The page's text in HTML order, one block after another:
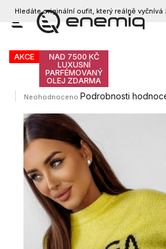
Přejít
Hledáte originální oufit, který reálně vyčnívá
CZK
Olavoga Coffee
AKCE
NAD 7500 KČ
LUXUSNÍ
PARFÉMOVANÝ
OLEJ ZDARMA
Průměrné
produktu
je
0,0
z
5
hvězdiček.
Neohodnoceno Podrobnosti